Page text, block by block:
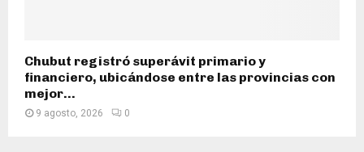
Chubut registró superávit primario y
financiero, ubicándose entre las provincias con
mejor...
9 agosto, 2026 0